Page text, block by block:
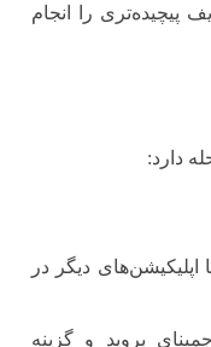
پیچیده‌تری را انجام
دارد:
اپلیکیشن‌های دیگر در
بروید و گزینه